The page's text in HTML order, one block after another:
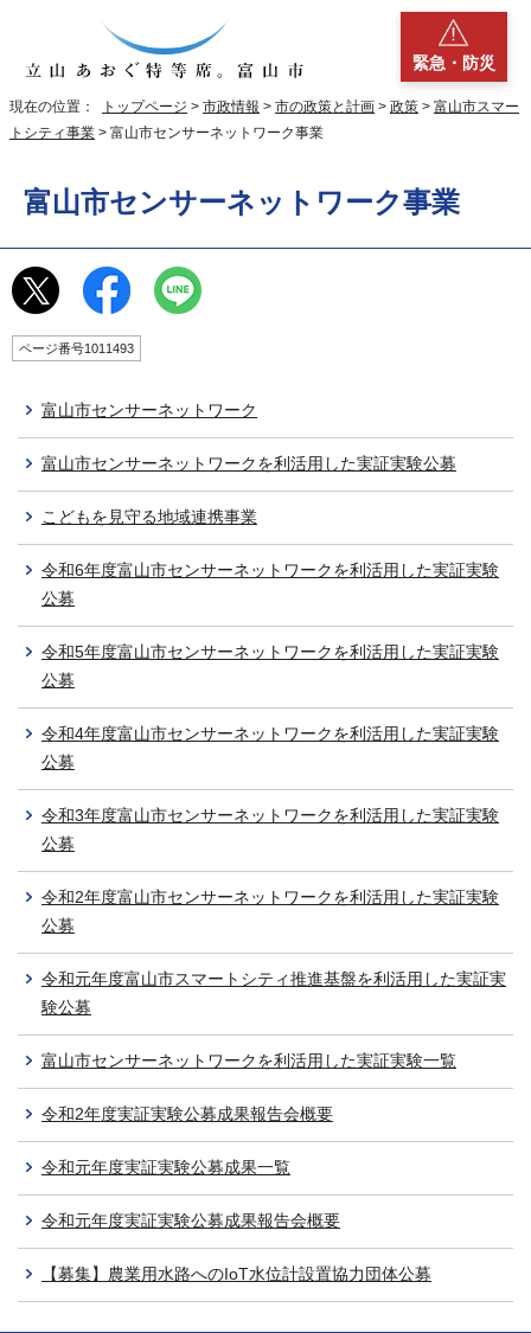
緊急・防災
現在の位置： トップページ > 市政情報 > 市の政策と計画 > 政策 > 富山市スマー
トシティ事業 > 富山市センサーネットワーク事業
富山市センサーネットワーク事業
ページ番号1011493
富山市センサーネットワーク
富山市センサーネットワークを利活用した実証実験公募
こどもを見守る地域連携事業
令和6年度富山市センサーネットワークを利活用した実証実験
公募
令和5年度富山市センサーネットワークを利活用した実証実験
公募
令和4年度富山市センサーネットワークを利活用した実証実験
公募
令和3年度富山市センサーネットワークを利活用した実証実験
公募
令和2年度富山市センサーネットワークを利活用した実証実験
公募
令和元年度富山市スマートシティ推進基盤を利活用した実証実
験公募
富山市センサーネットワークを利活用した実証実験一覧
令和2年度実証実験公募成果報告会概要
令和元年度実証実験公募成果一覧
令和元年度実証実験公募成果報告会概要
【募集】農業用水路へのIoT水位計設置協力団体公募